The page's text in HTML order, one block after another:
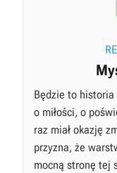
Będzie to
o miłości, o
raz miał okazję
przyzna, że
mocną stronę tej